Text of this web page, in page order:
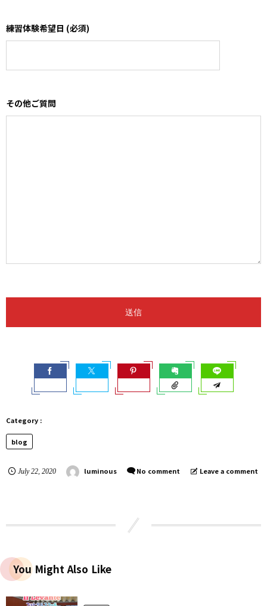
練習体験希望日 (必須)
その他ご質問
blog
July 22, 2020 luminous No comment Leave a comment
You Might Also Like